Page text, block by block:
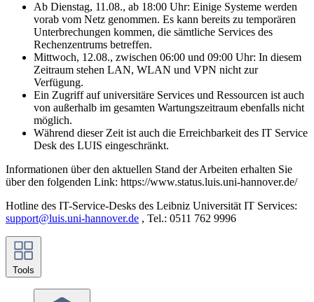
Ab Dienstag, 11.08., ab 18:00 Uhr: Einige Systeme werden
vorab vom Netz genommen. Es kann bereits zu temporären
Unterbrechungen kommen, die sämtliche Services des
Rechenzentrums betreffen.
Mittwoch, 12.08., zwischen 06:00 und 09:00 Uhr: In diesem
Zeitraum stehen LAN, WLAN und VPN nicht zur
Verfügung.
Ein Zugriff auf universitäre Services und Ressourcen ist auch
von außerhalb im gesamten Wartungszeitraum ebenfalls nicht
möglich.
Während dieser Zeit ist auch die Erreichbarkeit des IT Service
Desk des LUIS eingeschränkt.
Informationen über den aktuellen Stand der Arbeiten erhalten Sie
über den folgenden Link: https://www.status.luis.uni-hannover.de/
Hotline des IT-Service-Desks des Leibniz Universität IT Services:
support@luis.uni-hannover.de , Tel.: 0511 762 9996
Tools